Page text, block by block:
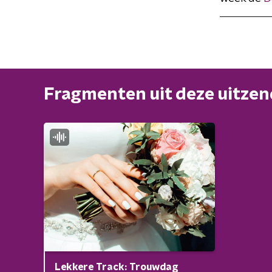
Fragmenten uit deze
Lekkere Track: Trouwdag